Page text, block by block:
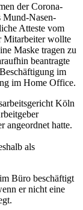
der Corona-
Mund-Nasen-
Atteste vom
Mitarbeiter wollte
Maske tragen zu
beantragte
im
im Home Office.
Köln
angeordnet hatte.
als
Büro beschäftigt
er nicht eine